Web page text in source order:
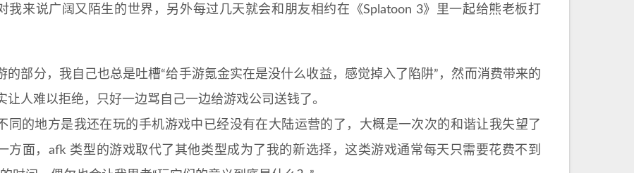
我来说广阔又陌生的世界，另外每过几天就会和朋友相约在《Splatoon 3》里一起给熊老板打
的部分，我自己也总是吐槽“给手游氪金实在是没什么收益，感觉掉入了陷阱”，然而消费带来的
让人难以拒绝，只好一边骂自己一边给游戏公司送钱了。
同的地方是我还在玩的手机游戏中已经没有在大陆运营的了，大概是一次次的和谐让我失望了
方面，afk 类型的游戏取代了其他类型成为了我的新选择，这类游戏通常每天只需要花费不到